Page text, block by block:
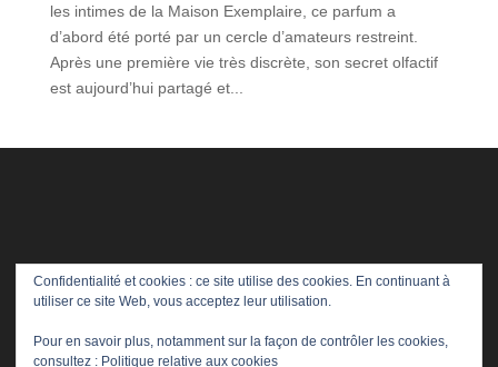
les intimes de la Maison Exemplaire, ce parfum a
d’abord été porté par un cercle d’amateurs restreint.
Après une première vie très discrète, son secret olfactif
est aujourd’hui partagé et...
Confidentialité et cookies : ce site utilise des cookies. En continuant à
utiliser ce site Web, vous acceptez leur utilisation.
Pour en savoir plus, notamment sur la façon de contrôler les cookies,
consultez : Politique relative aux cookies